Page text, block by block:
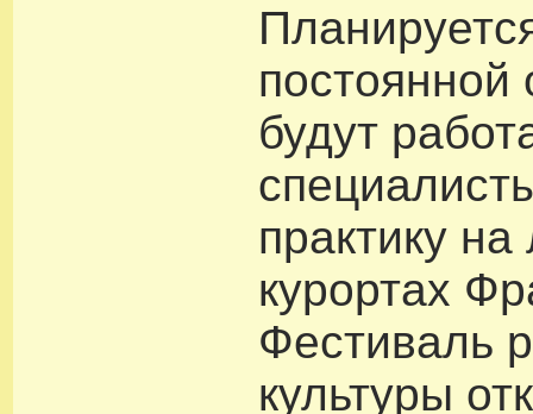
будут
практику
курортах
Фестиваль
культуры